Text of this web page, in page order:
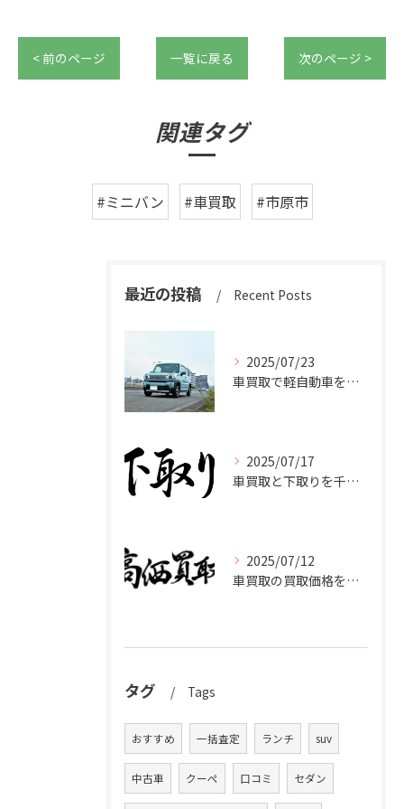
< 前のページ 一覧に戻る 次のページ >
関連タグ
#ミニバン #車買取 #市原市
最近の投稿 Recent Posts
2025/07/23
車買取で軽自動車を千葉県市原市で高く売るための相場と査定ポイント
2025/07/17
車買取と下取りを千葉県市原市で賢く使い分けて高く売るコツ
2025/07/12
車買取の買取価格を千葉県市原市で高くするための業者選びと査定比較ポイント
タグ Tags
おすすめ 一括査定 ランチ suv
中古車 クーペ 口コミ セダン